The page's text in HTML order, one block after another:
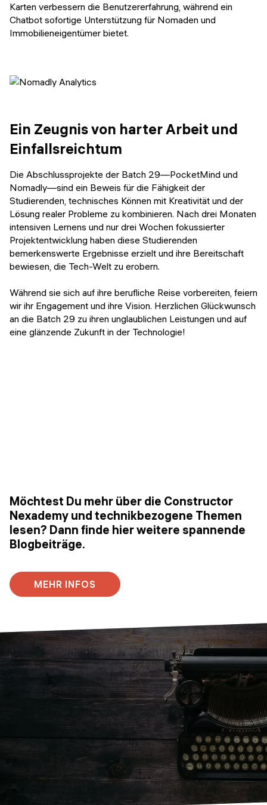
Karten verbessern die Benutzererfahrung, während ein
Chatbot sofortige Unterstützung für Nomaden und
Immobilieneigentümer bietet.
Ein Zeugnis von harter Arbeit und
Einfallsreichtum
Die Abschlussprojekte der Batch 29—PocketMind und
Nomadly—sind ein Beweis für die Fähigkeit der
Studierenden, technisches Können mit Kreativität und der
Lösung realer Probleme zu kombinieren. Nach drei Monaten
intensiven Lernens und nur drei Wochen fokussierter
Projektentwicklung haben diese Studierenden
bemerkenswerte Ergebnisse erzielt und ihre Bereitschaft
bewiesen, die Tech-Welt zu erobern.
Während sie sich auf ihre berufliche Reise vorbereiten, feiern
wir ihr Engagement und ihre Vision. Herzlichen Glückwunsch
an die Batch 29 zu ihren unglaublichen Leistungen und auf
eine glänzende Zukunft in der Technologie!
Möchtest Du mehr über die Constructor
Nexademy und technikbezogene Themen
lesen? Dann finde hier weitere spannende
Blogbeiträge.
MEHR INFOS